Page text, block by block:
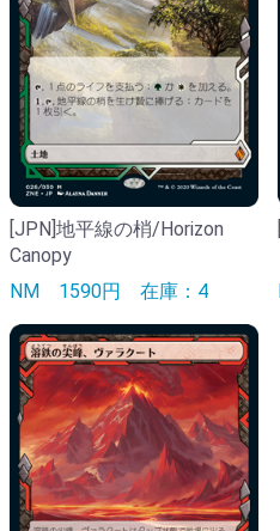
[JPN]地平線の梢/Horizon
Canopy
NM 1590円 在庫：4